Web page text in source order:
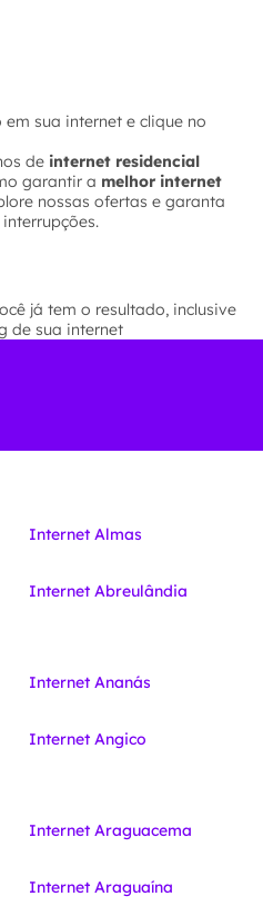
sua internet e clique no
de internet residencial
garantir a melhor internet
nossas ofertas e garanta
já tem o resultado, inclusive
de sua internet
Internet Almas
Internet Abreulândia
Internet Ananás
Internet Angico
Internet Araguacema
Internet Araguaína